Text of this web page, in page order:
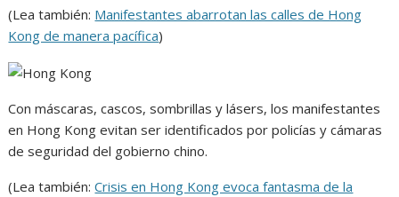
(Lea también: Manifestantes abarrotan las calles de Hong
Kong de manera pacífica)
Con máscaras, cascos, sombrillas y lásers, los manifestantes
en Hong Kong evitan ser identificados por policías y cámaras
de seguridad del gobierno chino.
(Lea también:Crisis en Hong Kong evoca fantasma de la